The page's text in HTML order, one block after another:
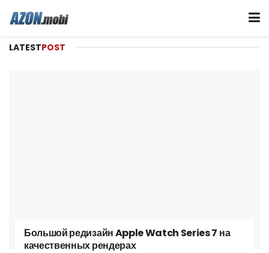
LATESTPOST
Большой редизайн Apple Watch Series 7 на
качественных рендерах